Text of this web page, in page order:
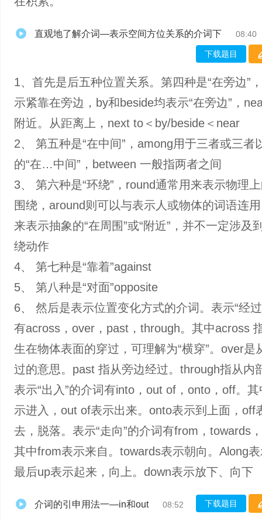
直观地了解介词—表示空间方位关系的介词下 08:40
下载题目
1、首先是后五种位置关系。第四种是“在旁边”
示紧靠在旁边，by和beside均表示“在旁边”，
附近。从距离上，next to＜by/beside＜near
2、 第五种是“在中间”，among用于三者或三者
的“在…中间”，between 一般指两者之间
3、 第六种是“环绕”，round通常用来表示物理
围绕，around则可以与表示人或物体的词语连
来表示抽象的“在周围”或“附近”，并不一定涉及
绕动作
4、 第七种是‌“靠着”against
5、 第八种是“对面”opposite
6、 然后是表示位置变化方式的介词。表示“经
有across，over，past，through。其中across
生在物体表面的穿过，可理解为“横穿”。over是
过的意思。past 指从旁边经过。through指从内
表示“出入”的介词有into，out of，onto，off。
示进入，out of表示出来。onto表示到上面，off
去，脱落。表示“走向”的介词有from，towards
其中from表示来自。towards表示朝向。Along
最后up表示起来，向上。down表示放下、向下
介词的引申用法一—in和out 08:52 下载题目